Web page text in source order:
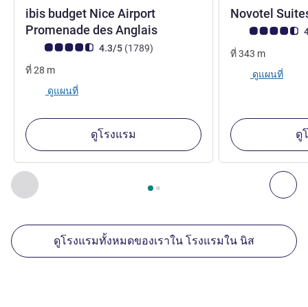
ก่อนหน้า - สถานประกอบการอื่นของเราที่อยู่ใกล้เคียง ถั
หน้า1 , สถานประกอบการอื่นของเราที่อยู่ใกล้เคียง 1 :,
ibis budget Nice Airport
Promenade des Anglais
คะแนนความคิดเห็นจากแขก (เรทติ้งบน ALL)
4.3/5 (1789รีวิว รายการ
)
ที่28 m
ดูแผนที่
ดูโรงแรม
Novotel
คะแนนความคิดเ
ที่343 m
ดูแผนที่
ดู
ดูโรงแรมทั้งหมดของเราใน โรงแรมใน นิส